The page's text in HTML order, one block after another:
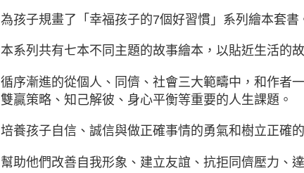
為孩子規畫了「幸福孩子的7個好習慣」系列繪本套書
本系列共有七本不同主題的故事繪本，以貼近生活的
循序漸進的從個人、同儕、社會三大範疇中，和作者
雙贏策略、知己解彼、身心平衡等重要的人生課題。
培養孩子自信、誠信與做正確事情的勇氣和樹立正確
幫助他們改善自我形象、建立友誼、抗拒同儕壓力、